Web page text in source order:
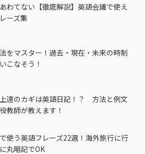
わてない【徹底解説】英語会議で使え
ーズ集
をマスター！過去・現在・未来の時制
こなそう！
達のカギは英語日記！？ 方法と例文
教師が教えます！
使う英語フレーズ22選！海外旅行に行
丸暗記でOK